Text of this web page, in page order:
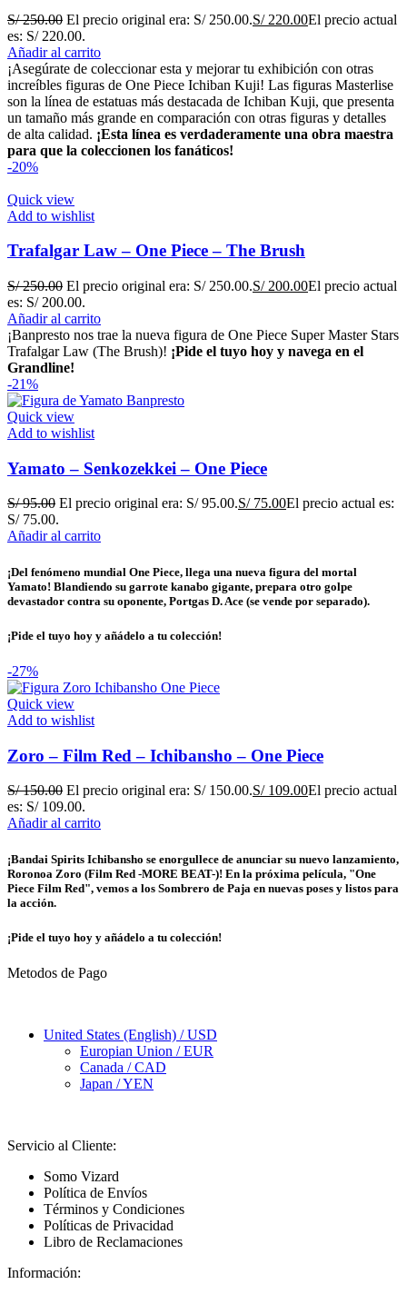
S/250.00 El precio original era: S/ 250.00.S/220.00El precio actual
es: S/ 220.00.
Añadir al carrito
¡Asegúrate de coleccionar esta y mejorar tu exhibición con otras
increíbles figuras de One Piece Ichiban Kuji! Las figuras Masterlise
son la línea de estatuas más destacada de Ichiban Kuji, que presenta
un tamaño más grande en comparación con otras figuras y detalles
de alta calidad. ¡Esta línea es verdaderamente una obra maestra
para que la coleccionen los fanáticos!
-20%
Quick view
Add to wishlist
Trafalgar Law – One Piece – The Brush
S/250.00 El precio original era: S/ 250.00.S/200.00El precio actual
es: S/ 200.00.
Añadir al carrito
¡Banpresto nos trae la nueva figura de One Piece Super Master Stars
Trafalgar Law (The Brush)! ¡Pide el tuyo hoy y navega en el
Grandline!
-21%
Quick view
Add to wishlist
Yamato – Senkozekkei – One Piece
S/95.00 El precio original era: S/ 95.00.S/75.00El precio actual es:
S/ 75.00.
Añadir al carrito
¡Del fenómeno mundial One Piece, llega una nueva figura del mortal
Yamato! Blandiendo su garrote kanabo gigante, prepara otro golpe
devastador contra su oponente, Portgas D. Ace (se vende por separado).
¡Pide el tuyo hoy y añádelo a tu colección!
-27%
Quick view
Add to wishlist
Zoro – Film Red – Ichibansho – One Piece
S/150.00 El precio original era: S/ 150.00.S/109.00El precio actual
es: S/ 109.00.
Añadir al carrito
¡Bandai Spirits Ichibansho se enorgullece de anunciar su nuevo lanzamiento,
Roronoa Zoro (Film Red -MORE BEAT-)! En la próxima película, "One
Piece Film Red", vemos a los Sombrero de Paja en nuevas poses y listos para
la acción.
¡Pide el tuyo hoy y añádelo a tu colección!
Metodos de Pago
United States (English) / USD
Europian Union / EUR
Canada / CAD
Japan / YEN
Servicio al Cliente:
Somo Vizard
Política de Envíos
Términos y Condiciones
Políticas de Privacidad
Libro de Reclamaciones
Información: